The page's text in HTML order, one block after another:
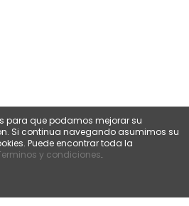
para que podamos mejorar su
Si continua navegando asumimos su
Puede encontrar toda la
y condiciones.